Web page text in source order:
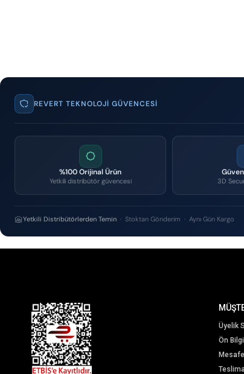
REVERT TEKNOLOJI GÜVENCESI
%100 Orijinal Ürün
Yetkili distribütör güvencesi 3D
Yetkili Distribütörlerden Temin · Stoktan Gönderim · Aynı Gün Kargo
Üyelik
Ön